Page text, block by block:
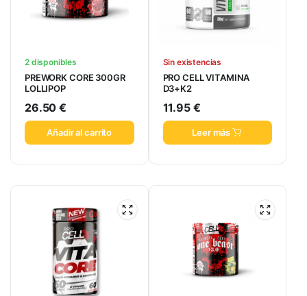
2 disponibles
PREWORK CORE 300GR
LOLLIPOP
26.50€
Añadir al carrito
Sin existencias
PRO CELL VITAMINA
D3+K2
11.95 €
Leer más